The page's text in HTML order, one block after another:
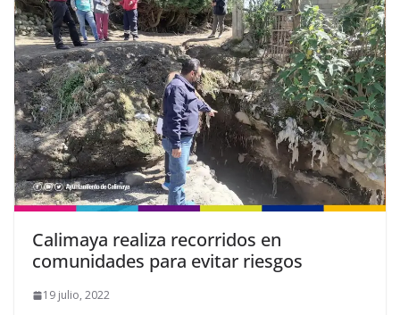
Calimaya realiza recorridos en
comunidades para evitar riesgos
19 julio, 2022